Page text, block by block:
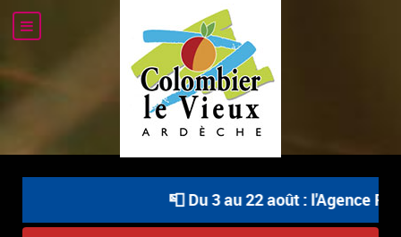
📮 Du 3 au 22 août : l'Agence